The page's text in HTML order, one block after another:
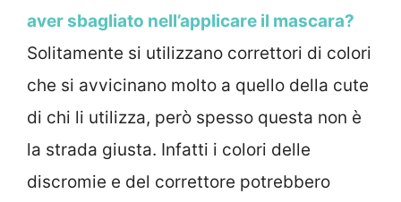
aver sbagliato nell’applicare il mascara?
Solitamente si utilizzano correttori di colori
che si avvicinano molto a quello della cute
di chi li utilizza, però spesso questa non è
la strada giusta. Infatti i colori delle
discromie e del correttore potrebbero